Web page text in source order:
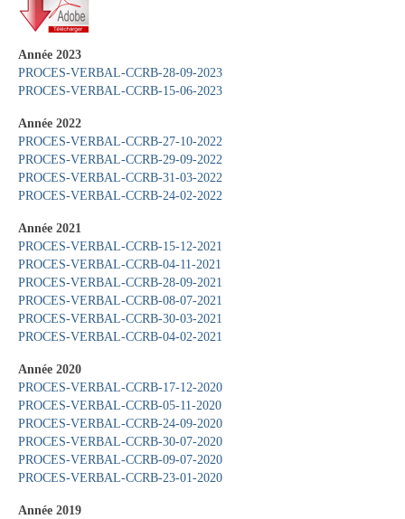
Services funéraires
Vie municipale
Le Conseil municipal de Longchamp-sur-
Les réunions du Conseil municipal
La Communauté de communes
(CCRB)
Budget communal & fiscalité
Vie scolaire
Scolarité
Vie associative
Les associations
Contact
Année 2023
PROCES-VERBAL-CCRB-28-09-2023
PROCES-VERBAL-CCRB-15-06-2023
Année 2022
PROCES-VERBAL-CCRB-27-10-2022
PROCES-VERBAL-CCRB-29-09-2022
PROCES-VERBAL-CCRB-31-03-2022
PROCES-VERBAL-CCRB-24-02-2022
Année 2021
PROCES-VERBAL-CCRB-15-12-2021
PROCES-VERBAL-CCRB-04-11-2021
PROCES-VERBAL-CCRB-28-09-2021
PROCES-VERBAL-CCRB-08-07-2021
PROCES-VERBAL-CCRB-30-03-2021
PROCES-VERBAL-CCRB-04-02-2021
Année 2020
PROCES-VERBAL-CCRB-17-12-2020
PROCES-VERBAL-CCRB-05-11-2020
PROCES-VERBAL-CCRB-24-09-2020
PROCES-VERBAL-CCRB-30-07-2020
PROCES-VERBAL-CCRB-09-07-2020
PROCES-VERBAL-CCRB-23-01-2020
Année 2019